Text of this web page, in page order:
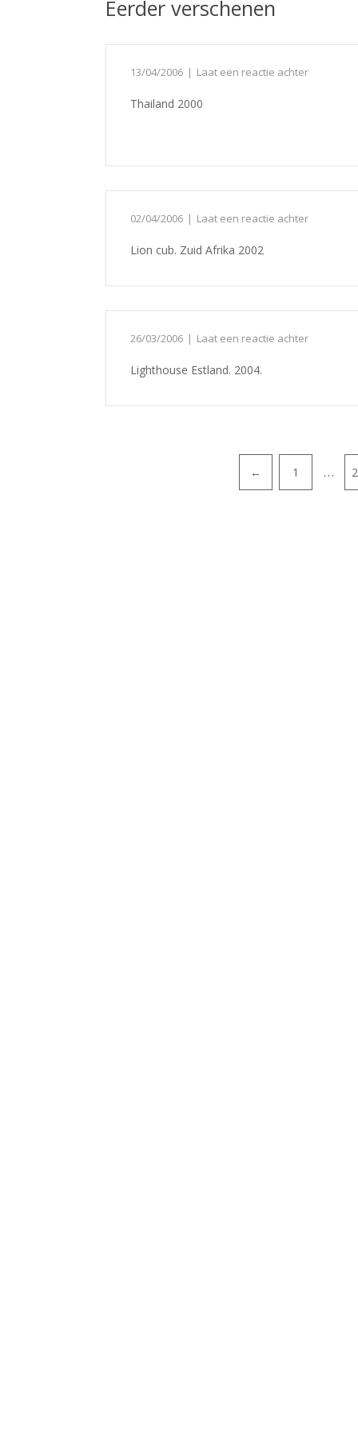
Eerder verschenen
13/04/2006 Laat een reactie achter
Thailand 2000
02/04/2006 Laat een reactie achter
Lion cub. Zuid Afrika 2002
26/03/2006 Laat een reactie achter
Lighthouse Estland. 2004.
← 1 …